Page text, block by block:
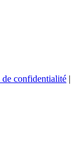
confidentialité |